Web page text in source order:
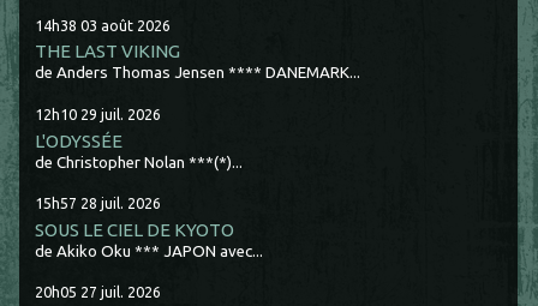
14h38 03 août 2026
THE LAST VIKING
de Anders Thomas Jensen **** DANEMARK...
12h10 29 juil. 2026
L'ODYSSÉE
de Christopher Nolan ***(*)...
15h57 28 juil. 2026
SOUS LE CIEL DE KYOTO
de Akiko Oku *** JAPON avec...
20h05 27 juil. 2026